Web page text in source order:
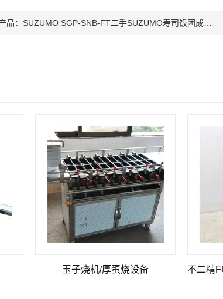
品： SUZUMO SGP-SNB-FT二手SUZUMO寿司饭团成型包装一体机
玉子烧机/厚蛋烧设备